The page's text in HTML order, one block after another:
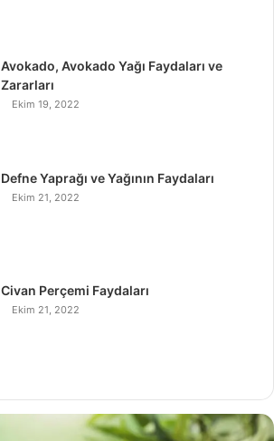
Avokado, Avokado Yağı Faydaları ve
Zararları
Ekim 19, 2022
Defne Yaprağı ve Yağının Faydaları
Ekim 21, 2022
Civan Perçemi Faydaları
Ekim 21, 2022